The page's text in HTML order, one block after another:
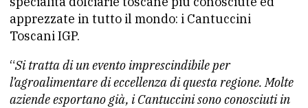
apprezzate in tutto il mondo: i Cantuccini
Toscani IGP.
“Si tratta di un evento imprescindibile per
l’agroalimentare di eccellenza di questa regione. Molte
aziende esportano già, i Cantuccini sono conosciuti in